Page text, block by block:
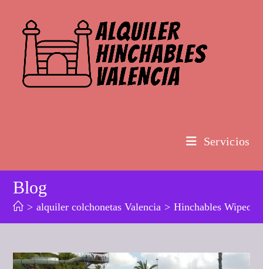
contenido
Servicios
Blog
> alquiler colchonetas Valencia > Hinchables